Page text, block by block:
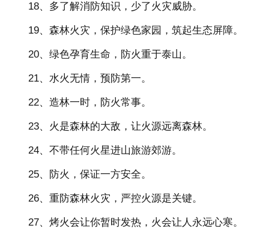
18、多了解消防知识，少了火灾威胁。
19、森林火灾，保护绿色家园，筑起生态屏障。
20、绿色孕育生命，防火重于泰山。
21、水火无情，预防第一。
22、造林一时，防火常事。
23、火是森林的大敌，让火源远离森林。
24、不带任何火星进山旅游郊游。
25、防火，保证一方安全。
26、重防森林火灾，严控火源是关键。
27、烤火会让你暂时发热，火会让人永远心寒。